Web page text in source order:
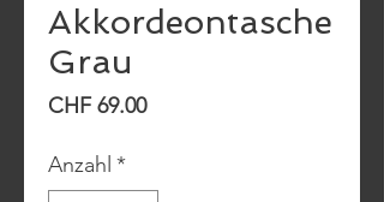
Akkordeontasche
Grau
CHF 69.00Preis
Anzahl *